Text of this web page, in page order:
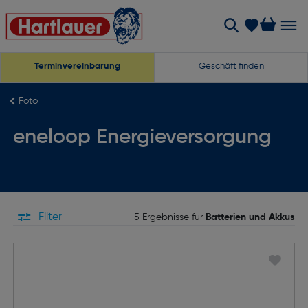
Terminvereinbarung Geschäft finden
Foto
eneloop Energieversorgung
Filter 5 Ergebnisse für Batterien und Akkus